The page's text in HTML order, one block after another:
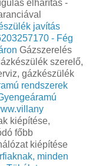
elhárítás -
javítás
- Fég
Gázszerelés
szerelő,
gázkészülék
rendszerek
kiépítése,
főbb
kiépítése
minden